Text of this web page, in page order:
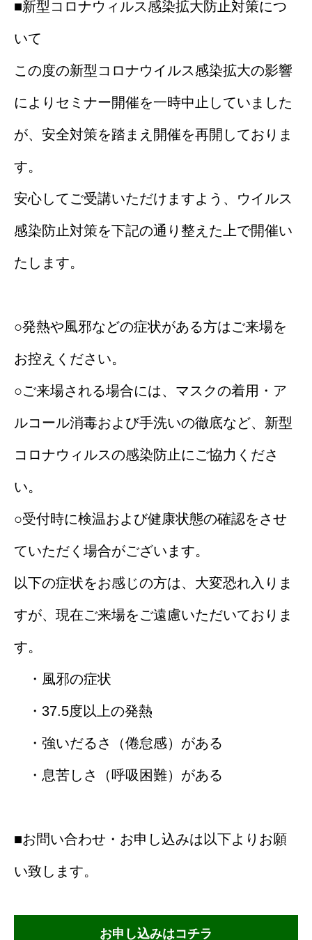
■新型コロナウィルス感染拡大防止対策につ
いて
この度の新型コロナウイルス感染拡大の影響
によりセミナー開催を一時中止していました
が、安全対策を踏まえ開催を再開しておりま
す。
安心してご受講いただけますよう、ウイルス
感染防止対策を下記の通り整えた上で開催い
たします。
○発熱や風邪などの症状がある方はご来場を
お控えください。
○ご来場される場合には、マスクの着用・ア
ルコール消毒および手洗いの徹底など、新型
コロナウィルスの感染防止にご協力くださ
い。
○受付時に検温および健康状態の確認をさせ
ていただく場合がございます。
以下の症状をお感じの方は、大変恐れ入りま
すが、現在ご来場をご遠慮いただいておりま
す。
・風邪の症状
・37.5度以上の発熱
・強いだるさ（倦怠感）がある
・息苦しさ（呼吸困難）がある
■お問い合わせ・お申し込みは以下よりお願
い致します。
お申し込みはコチラ